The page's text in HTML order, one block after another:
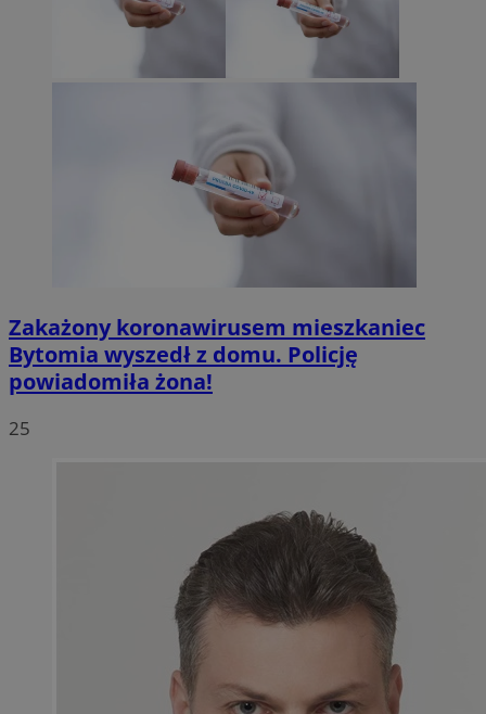
Zakażony koronawirusem mieszkaniec
Bytomia wyszedł z domu. Policję
powiadomiła żona!
25